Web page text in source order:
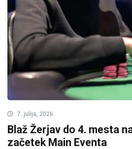
7. julija, 2026
Blaž Žerjav do 4. mesta
začetek Main Eventa